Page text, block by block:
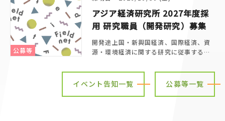
公募等
アジア経済研究所 2027年度採
用 研究職員（開発研究）募集
開発途上国・新興国経済、国際経済、資
源・環境経済に関する研究に従事する研
す。
イベント告知一覧 公募等一覧